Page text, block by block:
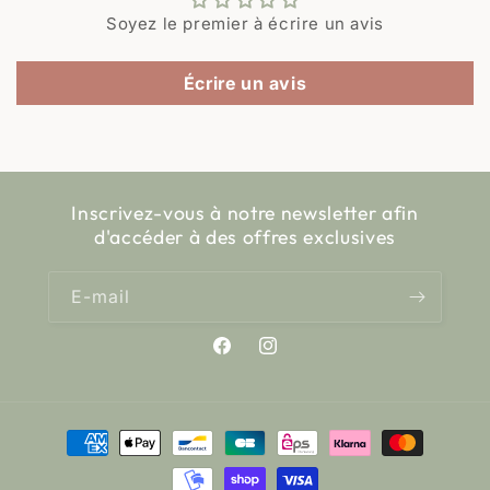
Soyez le premier à écrire un avis
Écrire un avis
Inscrivez-vous à notre newsletter afin
d'accéder à des offres exclusives
E-mail
FacebookInstagram
Moyens